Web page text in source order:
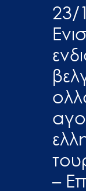
23/
–